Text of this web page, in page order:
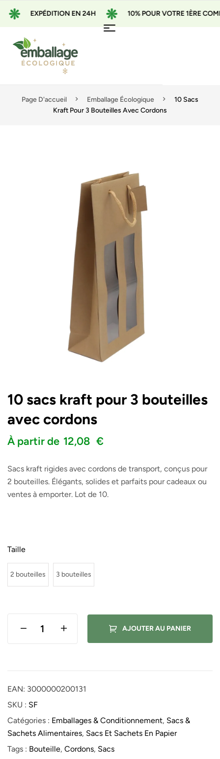
EXPÉDITION EN 24H 10% POUR VOTRE 1ÈRE
Page D'accueil Emballage Écologique
10 Sacs
Kraft Pour 3 Bouteilles Avec Cordons
10 sacs kraft pour 3 bouteilles
avec cordons
À partir de 12,08 €
Sacs kraft rigides avec cordons de transport, conçus pour
2 bouteilles. Élégants, solides et parfaits pour cadeaux ou
ventes à emporter. Lot de 10.
Taille
2 bouteilles 3 bouteilles
AJOUTER AU PANIER
EAN: 3000000200131
SKU : SF
Catégories : Emballages & Conditionnement, Sacs &
Sachets Alimentaires, Sacs Et Sachets En Papier
Tags : Bouteille, Cordons, Sacs